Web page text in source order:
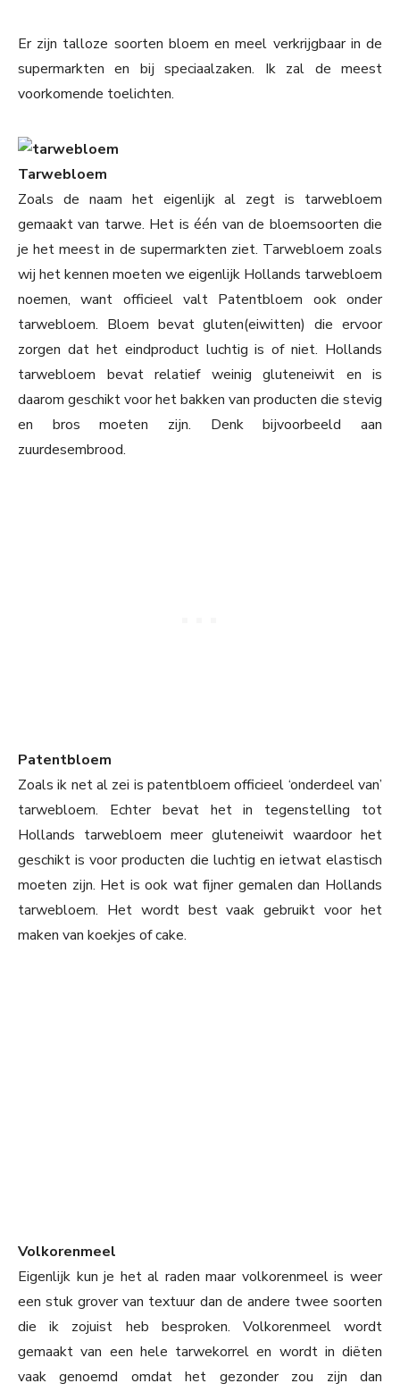
Er zijn talloze soorten bloem en meel verkrijgbaar in de
supermarkten en bij speciaalzaken. Ik zal de meest
voorkomende toelichten.
Tarwebloem
Zoals de naam het eigenlijk al zegt is tarwebloem
gemaakt van tarwe. Het is één van de bloemsoorten die
je het meest in de supermarkten ziet. Tarwebloem zoals
wij het kennen moeten we eigenlijk Hollands tarwebloem
noemen, want officieel valt Patentbloem ook onder
tarwebloem. Bloem bevat gluten(eiwitten) die ervoor
zorgen dat het eindproduct luchtig is of niet. Hollands
tarwebloem bevat relatief weinig gluteneiwit en is
daarom geschikt voor het bakken van producten die stevig
en bros moeten zijn. Denk bijvoorbeeld aan
zuurdesembrood.
Patentbloem
Zoals ik net al zei is patentbloem officieel ‘onderdeel van’
tarwebloem. Echter bevat het in tegenstelling tot
Hollands tarwebloem meer gluteneiwit waardoor het
geschikt is voor producten die luchtig en ietwat elastisch
moeten zijn. Het is ook wat fijner gemalen dan Hollands
tarwebloem. Het wordt best vaak gebruikt voor het
maken van koekjes of cake.
Volkorenmeel
Eigenlijk kun je het al raden maar volkorenmeel is weer
een stuk grover van textuur dan de andere twee soorten
die ik zojuist heb besproken. Volkorenmeel wordt
gemaakt van een hele tarwekorrel en wordt in diëten
vaak genoemd omdat het gezonder zou zijn dan